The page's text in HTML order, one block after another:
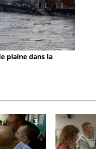
plaine dans la